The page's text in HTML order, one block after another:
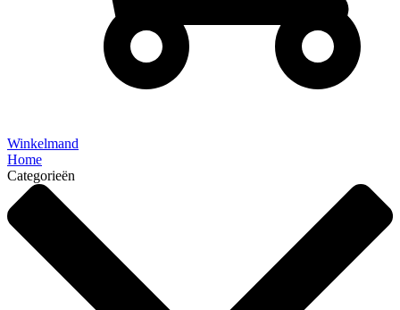
Winkelmand
Home
Categorieën